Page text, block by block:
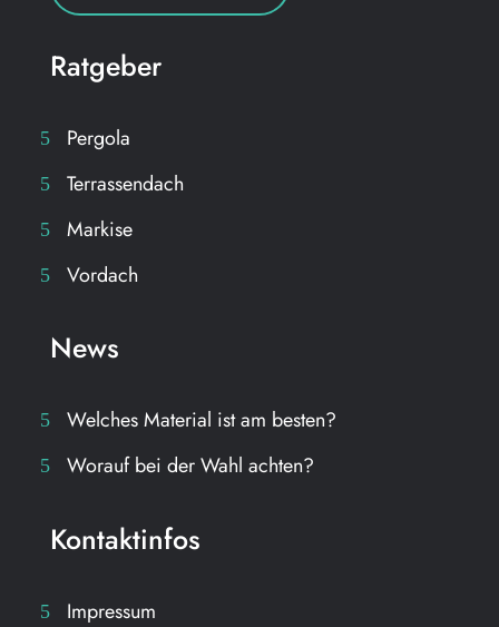
Ratgeber
Pergola
Terrassendach
Markise
Vordach
News
Welches Material ist am besten?
Worauf bei der Wahl achten?
Kontaktinfos
Impressum